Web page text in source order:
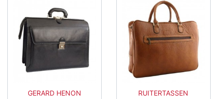
GERARD HENON RUITERTASSEN